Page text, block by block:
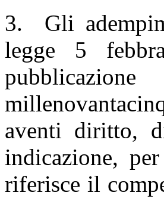
3. Gli
legge 5
aventi diritto,
indicazione,
riferisce il